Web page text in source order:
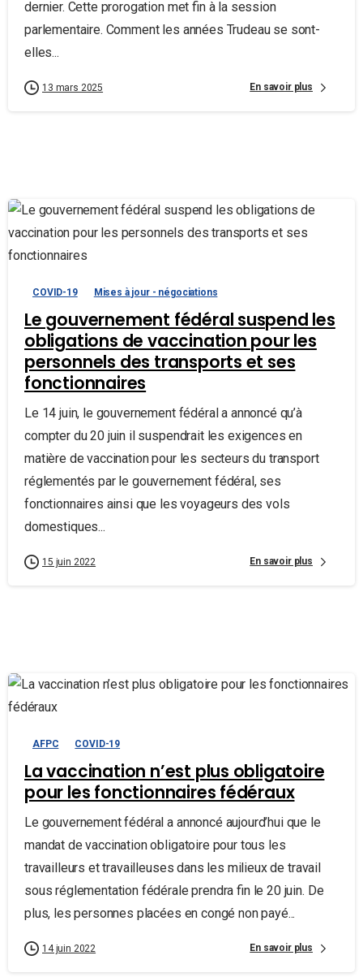
dernier. Cette prorogation met fin à la session
parlementaire. Comment les années Trudeau se sont-
elles...
13 mars 2025 En savoir plus
COVID-19 Mises à jour - négociations
Le gouvernement fédéral suspend les
obligations de vaccination pour les
personnels des transports et ses
fonctionnaires
Le 14 juin, le gouvernement fédéral a annoncé qu’à
compter du 20 juin il suspendrait les exigences en
matière de vaccination pour les secteurs du transport
réglementés par le gouvernement fédéral, ses
fonctionnaires ainsi que les voyageurs des vols
domestiques...
15 juin 2022 En savoir plus
AFPC COVID-19
La vaccination n’est plus obligatoire
pour les fonctionnaires fédéraux
Le gouvernement fédéral a annoncé aujourd’hui que le
mandat de vaccination obligatoire pour tous les
travailleurs et travailleuses dans les milieux de travail
sous réglementation fédérale prendra fin le 20 juin. De
plus, les personnes placées en congé non payé...
14 juin 2022 En savoir plus